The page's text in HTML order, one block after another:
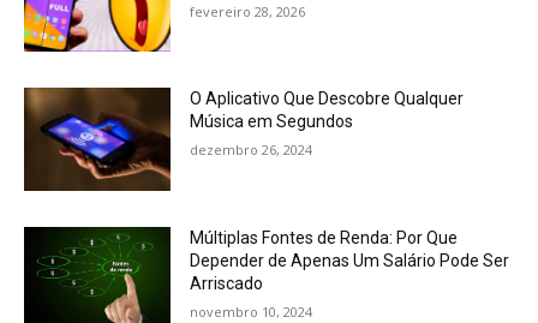
fevereiro 28, 2026
O Aplicativo Que Descobre Qualquer
Música em Segundos
dezembro 26, 2024
Múltiplas Fontes de Renda: Por Que
Depender de Apenas Um Salário Pode Ser
Arriscado
novembro 10, 2024